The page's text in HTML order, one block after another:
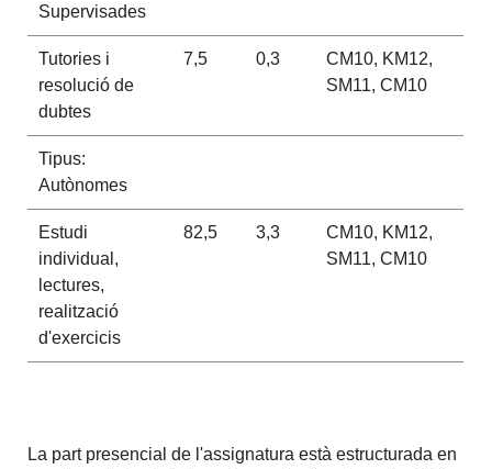
Supervisades
Tutories i
resolució de
dubtes
7,5 0,3
CM10, KM12,
SM11, CM10
Tipus:
Autònomes
Estudi
individual,
lectures,
realització
d'exercicis
82,5 3,3
CM10, KM12,
SM11, CM10
La part presencial de l'assignatura està estructurada en